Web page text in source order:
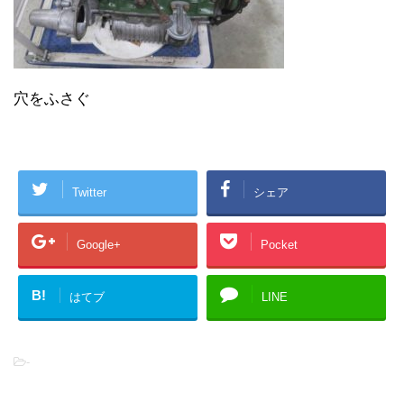
穴をふさぐ
Twitter シェア
Google+ Pocket
B! はてブ LINE
-